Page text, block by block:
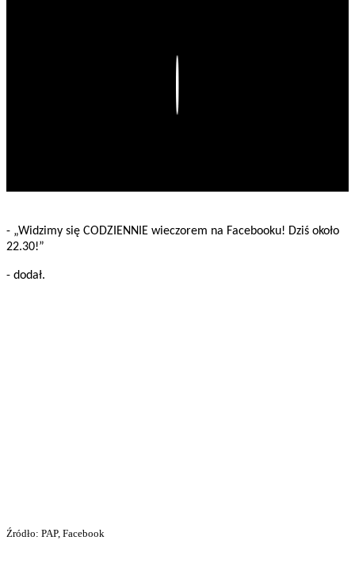
- „Widzimy się CODZIENNIE wieczorem na Facebooku! Dziś około
22.30!”
- dodał.
Źródło: PAP, Facebook